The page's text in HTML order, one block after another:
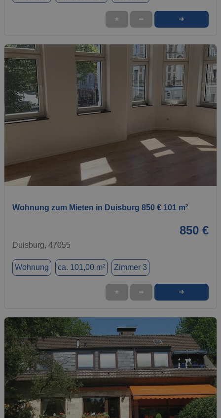
★ ➦ ➜
Wohnung zum Mieten in Duisburg 850 € 101 m²
850 €
Duisburg, 47055
Wohnung ca. 101,00 m² Zimmer 3
★ ➦ ➜